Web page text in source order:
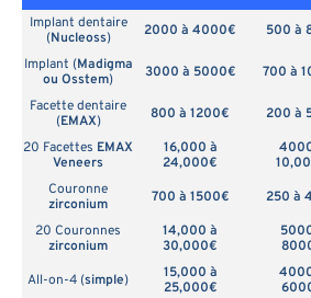
Implant dentaire
(Nucleoss) 2000 à 4000€ 500 à
Implant (Madigma
ou Osstem) 3000 à 5000€ 700 à
Facette dentaire
(EMAX) 800 à 1200€ 200 à
20 Facettes EMAX
Veneers
16,000 à
24,000€
Couronne
zirconium
700 à 1500€ 250 à
20 Couronnes
zirconium
14,000 à
30,000€
All-on-4 (simple)
15,000 à
25,000€